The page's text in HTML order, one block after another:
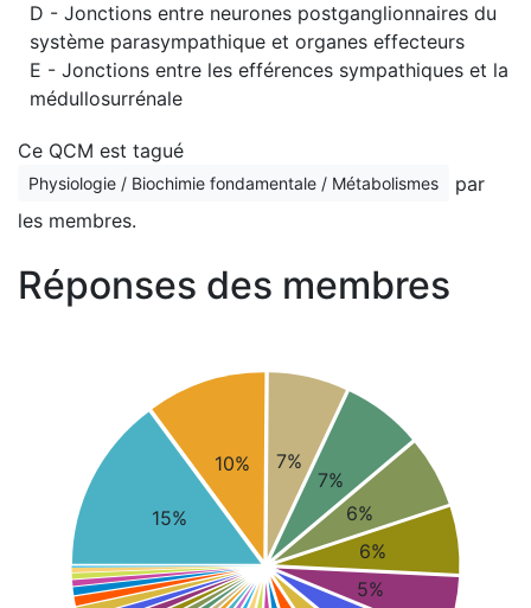
D - Jonctions entre neurones postganglionnaires du
système parasympathique et organes effecteurs
E - Jonctions entre les efférences sympathiques et la
médullosurrénale
Ce QCM est tagué
Physiologie / Biochimie fondamentale / Métabolismes
par
les membres.
Réponses des membres
15%
10%
7%
7%
6%
6%
5%